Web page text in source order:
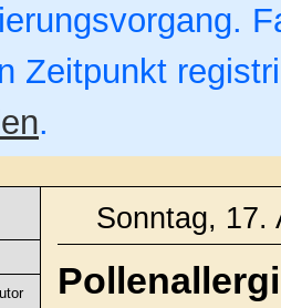
Zeitpunkt
.
Sonntag, 17.